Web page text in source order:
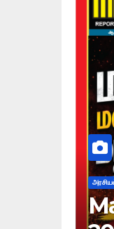
Magazine